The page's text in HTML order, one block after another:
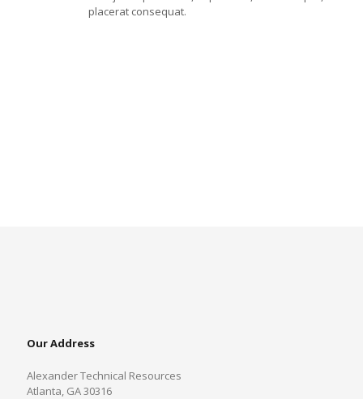
placerat consequat.
Our Address
Alexander Technical Resources
Atlanta, GA 30316